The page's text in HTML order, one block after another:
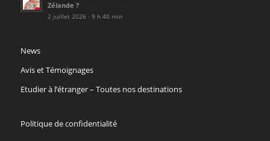
Zélande ?
2 juillet 2026 - 9 h 40 min
News
Avis et Témoignages
Etudier à l’étranger – Toutes nos destinations
Politique de confidentialité